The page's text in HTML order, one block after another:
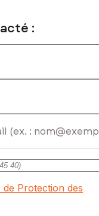
:
de Protection des